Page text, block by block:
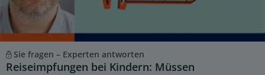
Sie fragen – Experten antworten
Reiseimpfungen bei Kindern: Müssen